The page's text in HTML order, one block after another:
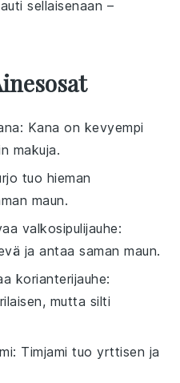
sellaisenaan –
: Kana on kevyempi
makuja.
tuo hieman
maun.
valkosipulijauhe:
ja antaa saman maun.
korianterijauhe:
mutta silti
: Timjami tuo yrttisen ja